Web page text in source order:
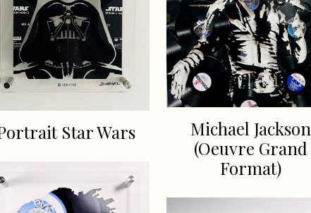
Star Wars
Michael Jackson
(Oeuvre Grand
Format)